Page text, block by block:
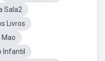
Sala2
Livros
Infantil